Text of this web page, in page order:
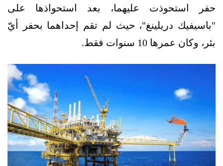
حفر استحوذت عليهما، بعد استحواذها على
"باسيفيك دريلينغ"، حيث لم تقم إحداهما بحفر أيّ
بئر، وكان عمرها 10 سنوات فقط.